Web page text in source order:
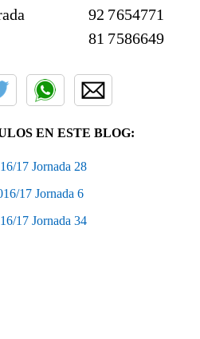
92 7654771
81 7586649
EN ESTE BLOG:
17 Jornada 28
17 Jornada 6
17 Jornada 34